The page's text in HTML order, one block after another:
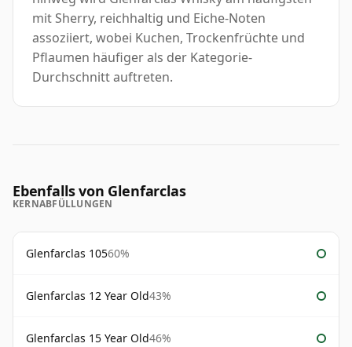
mit Sherry, reichhaltig und Eiche-Noten
assoziiert, wobei Kuchen, Trockenfrüchte und
Pflaumen häufiger als der Kategorie-
Durchschnitt auftreten.
Ebenfalls von Glenfarclas
KERNABFÜLLUNGEN
Glenfarclas 10560%
Glenfarclas 12 Year Old43%
Glenfarclas 15 Year Old46%